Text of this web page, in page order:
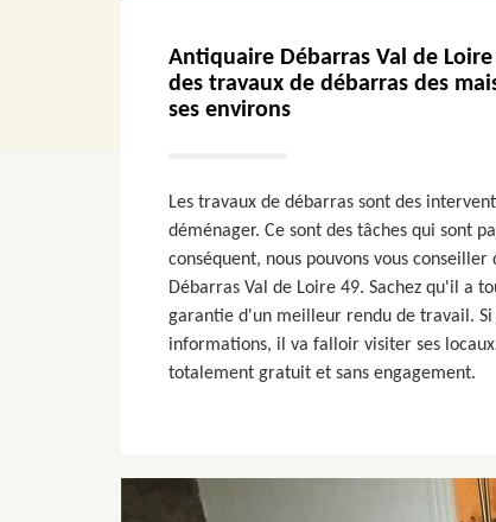
Antiquaire Débarras Val de
des travaux de débarras des
ses environs
Les travaux de débarras sont des
déménager. Ce sont des tâches qui sont
conséquent, nous pouvons vous
Débarras Val de Loire 49. Sachez qu'il a
garantie d'un meilleur rendu de travail. Si
informations, il va falloir visiter ses
totalement gratuit et sans engagement.